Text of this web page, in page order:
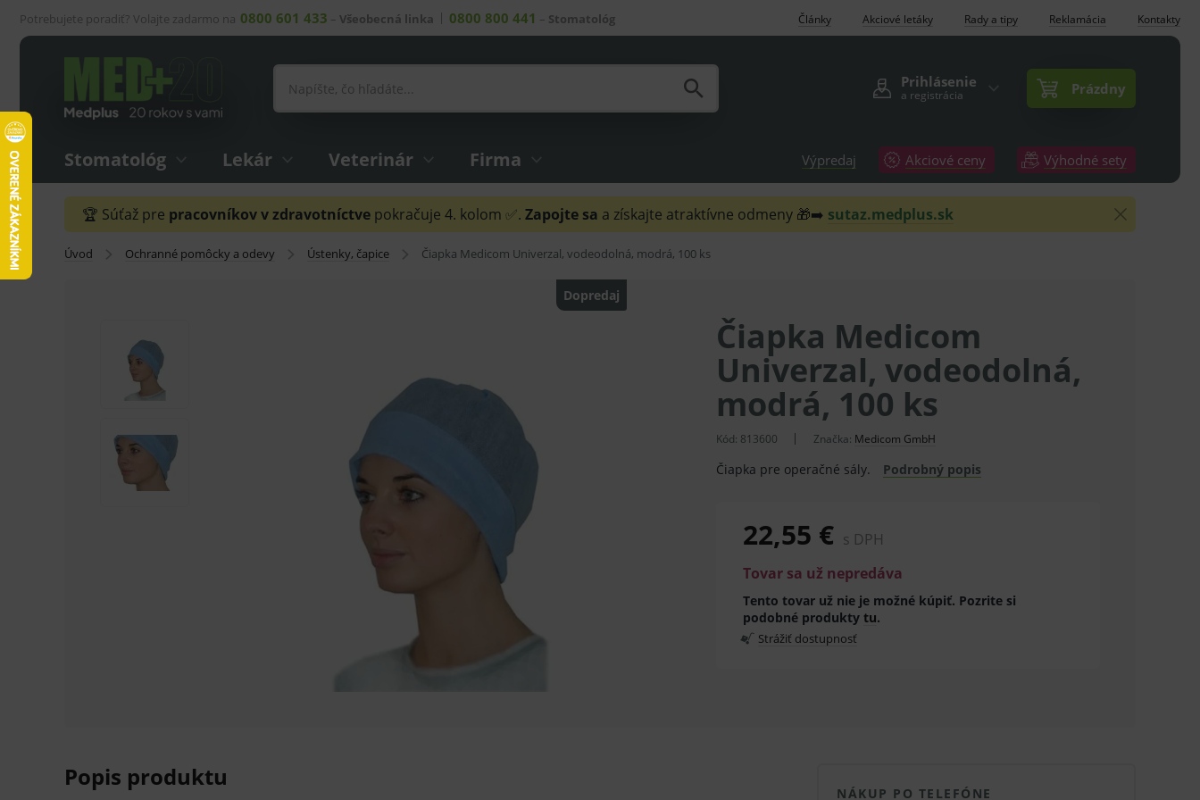
Potrebujete poradiť? Volajte zadarmo na 0800 601 433 – Všeobecná linka 0800 800 441 – Stomatológ Články Akciové letáky Rady a tipy Reklamácia Kontakty
Prihlásenie
a registrácia Prázdny
Stomatológ Lekár Veterinár Firma Výpredaj Akciové ceny Výhodné sety
🏆 Súťaž pre pracovníkov v zdravotníctve pokračuje 4. kolom ✅. Zapojte sa a získajte atraktívne odmeny 🎁➡️ sutaz.medplus.sk
Úvod Ochranné pomôcky a odevy Ústenky, čapice Čiapka Medicom Univerzal, vodeodolná, modrá, 100 ks
Dopredaj
Čiapka Medicom
Univerzal, vodeodolná,
modrá, 100 ks
Kód: 813600 Značka: Medicom GmbH
Čiapka pre operačné sály. Podrobný popis
22,55 € s DPH
Tovar sa už nepredáva
Tento tovar už nie je možné kúpiť. Pozrite si
podobné produkty tu.
Strážiť dostupnosť
Popis produktu
NÁKUP PO TELEFÓNE